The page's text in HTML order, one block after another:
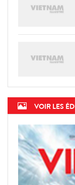
VOIR LES